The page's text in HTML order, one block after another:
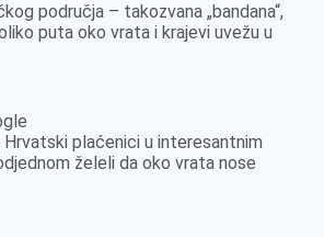
područja – takozvana „bandana“,
puta oko vrata i krajevi uvežu u
plaćenici u interesantnim
želeli da oko vrata nose